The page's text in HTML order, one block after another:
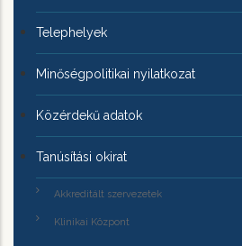
Telephelyek
Minőségpolitikai nyilatkozat
Közérdekű adatok
Tanúsítási okirat
Akkreditált szervezetek
Klinikai Központ